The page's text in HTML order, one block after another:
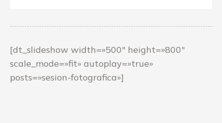
[dt_slideshow width=»500″ height=»800″
scale_mode=»fit» autoplay=»true»
posts=»sesion-fotografica»]